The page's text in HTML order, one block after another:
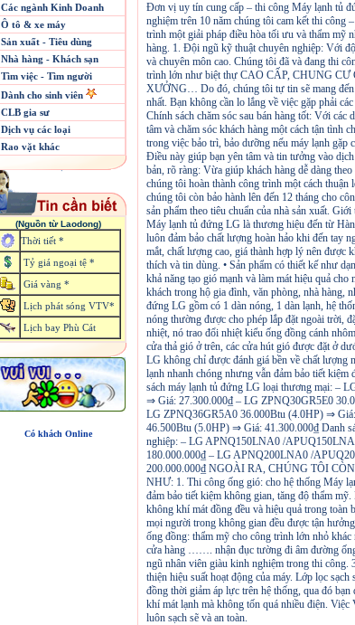
Các ngành Kinh Doanh
Ô tô & xe máy
Sản xuất - Tiêu dùng
Nhà hàng - Khách sạn
Tìm việc - Tìm người
Dành cho sinh viên
CLB gia sư
Dịch vụ các loại
Rao vặt khác
(Nguồn từ Laodong)
Thời tiết *
Tỷ giá ngoại tệ *
Giá vàng *
Lịch phát sóng VTV*
Lịch bay Phù Cát
Có khách Online
Đơn vị uy tín cung cấp – thi công Máy lạnh tủ
nghiệm trên 10 năm chúng tôi cam kết thi công
trình một giải pháp điều hòa tối ưu và thẩm mỹ
hàng. 1. Đội ngũ kỹ thuật chuyên nghiệp: Với
và chuyên môn cao. Chúng tôi đã và đang thi
trình lớn như biệt thự CAO CẤP, CHUNG
XƯỞNG… Do đó, chúng tôi tự tin sẽ mang đến
nhất. Bạn không cần lo lắng về việc gặp phải
Chính sách chăm sóc sau bán hàng tốt: Với các
tâm và chăm sóc khách hàng một cách tận tình
trong việc bảo trì, bảo dưỡng nếu máy lạnh gặp
Điều này giúp bạn yên tâm và tin tưởng vào
bản, rõ ràng: Vừa giúp khách hàng dễ dàng
chúng tôi hoàn thành công trình một cách thuận
chúng tôi còn bảo hành lên đến 12 tháng cho
sản phẩm theo tiêu chuẩn của nhà sản xuất.
Máy lạnh tủ đứng LG là thương hiệu đến từ
luôn đảm bảo chất lượng hoàn hảo khi đến tay
mắt, chất lượng cao, giá thành hợp lý nên được
thích và tin dùng. • Sản phẩm có thiết kế như
khả năng tạo gió mạnh và làm mát hiệu quả
khách trong hộ gia đình, văn phòng, nhà hàng,
đứng LG gồm có 1 dàn nóng, 1 dàn lạnh, hệ
nóng thường được cho phép lắp đặt ngoài trời,
nhiệt, nó trao đổi nhiệt kiểu ống đồng cánh
cửa thả gió ở trên, các cửa hút gió được đặt ở
LG không chỉ được đánh giá bền về chất lượng
lạnh nhanh chóng nhưng vẫn đảm bảo tiết kiệm
sách máy lạnh tủ đứng LG loại thương mại: –
⇒ Giá: 27.300.000₫ – LG ZPNQ30GR5E0
LG ZPNQ36GR5A0 36.000Btu (4.0HP) ⇒
46.500Btu (5.0HP) ⇒ Giá: 41.300.000₫ Danh
nghiệp: – LG APNQ150LNA0 /
180.000.000₫ – LG APNQ200LNA0 /
200.000.000₫ NGOÀI RA, CHÚNG TÔI
NHƯ: 1. Thi công ống gió: cho hệ thống Máy
đảm bảo tiết kiệm không gian, tăng độ thẩm
không khí mát đồng đều và hiệu quả trong
mọi người trong không gian đều được tận
ống đồng: thẩm mỹ cho công trình lớn nhỏ
cửa hàng ……. nhận đục tường đi âm đường
ngũ nhân viên giàu kinh nghiệm trong thi
thiện hiệu suất hoạt động của máy. Lớp lọc
đồng thời giảm áp lực trên hệ thống, qua đó
khí mát lạnh mà không tốn quá nhiều điện.
luôn sạch sẽ và an toàn.